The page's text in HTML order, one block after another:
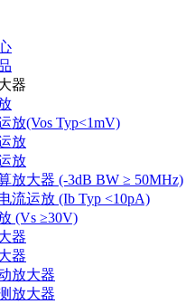
器
放(Vos Typ<1mV)
放
放
放大器 (-3dB BW ≥ 50MHz)
流运放 (Ib Typ <10pA)
(Vs ≥30V)
器
器
放大器
放大器